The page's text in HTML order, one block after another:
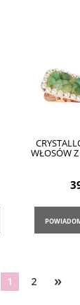
WŁOSÓW
1 2 »